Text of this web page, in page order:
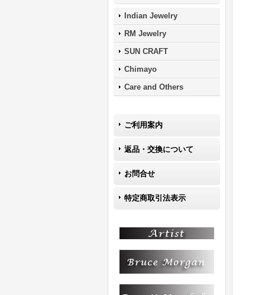
Indian Jewelry
RM Jewelry
SUN CRAFT
Chimayo
Care and Others
ご利用案内
返品・交換について
お問合せ
特定商取引法表示